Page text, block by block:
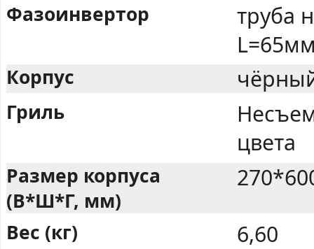
Фазоинвертор
труба
Корпус
Гриль
цвета
Размер корпуса
(В*Ш*Г, мм)
Вес (кг) 6,60